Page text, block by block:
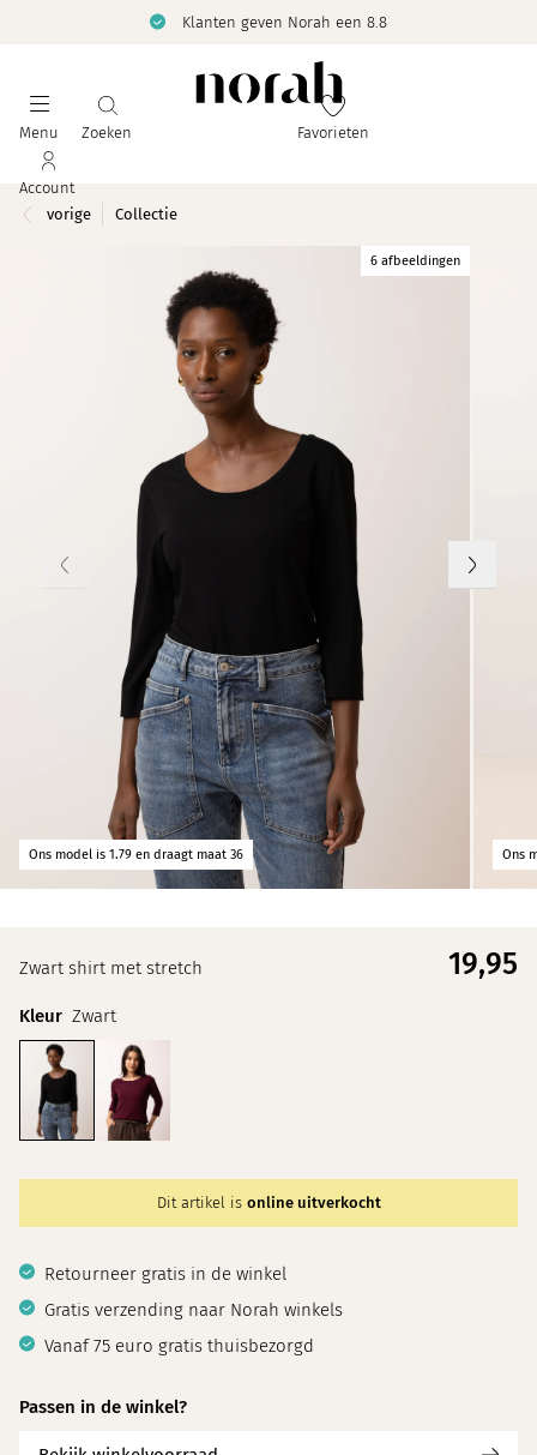
Klanten geven Norah een 8.8
Menu Zoeken Favorieten
Account
vorige
Collectie
Ons model is 1.79 en draagt maat 36 Ons
6 afbeeldingen
Zwart shirt met stretch 19,95
Kleur Zwart
Dit artikel is online uitverkocht
Retourneer gratis in de winkel
Gratis verzending naar Norah winkels
Vanaf 75 euro gratis thuisbezorgd
Passen in de winkel?